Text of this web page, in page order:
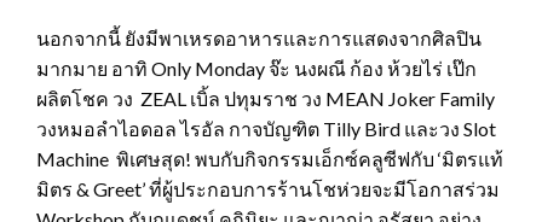
นอกจากนี้ ยังมีพาเหรดอาหารและการแสดงจากศิลปิน
มากมาย อาทิ Only Monday จ๊ะ นงผณี ก้อง ห้วยไร่ เป๊ก
ผลิตโชค วง ZEAL เบิ้ล ปทุมราช วง MEAN Joker Family
วงหมอลำไอดอล ไรอัล กาจบัญฑิต Tilly Bird และวง Slot
Machine พิเศษสุด! พบกับกิจกรรมเอ็กซ์คลูซีฟกับ ‘มิตรแท้
มิตร & Greet’ ที่ผู้ประกอบการร้านโชห่วยจะมีโอกาสร่วม